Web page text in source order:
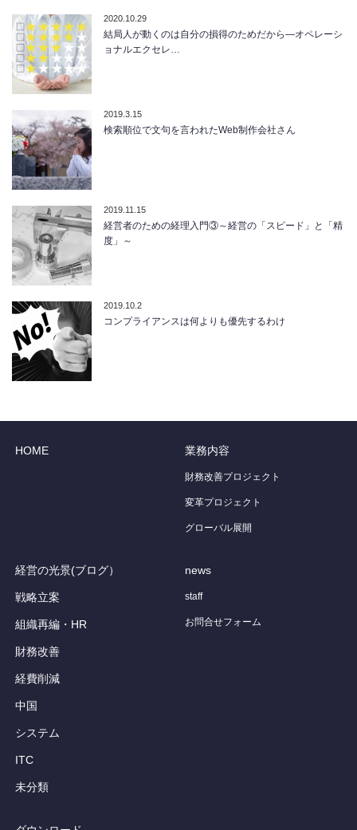
2020.10.29
結局人が動くのは自分の損得のためだから―オペレーシ
ョナルエクセレ…
2019.3.15
検索順位で文句を言われたWeb制作会社さん
2019.11.15
経営者のための経理入門③～経営の「スピード」と「精
度」～
2019.10.2
コンプライアンスは何よりも優先するわけ
HOME 業務内容
財務改善プロジェクト
変革プロジェクト
グローバル展開
経営の光景(ブログ）
戦略立案
組織再編・HR
財務改善
経費削減
中国
システム
ITC
未分類
news
staff
お問合せフォーム